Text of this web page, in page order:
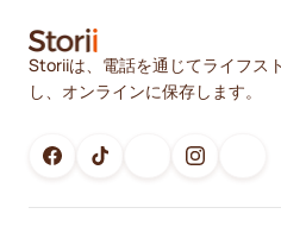
Storiiは、電話を通じてライフス
し、オンラインに保存します。